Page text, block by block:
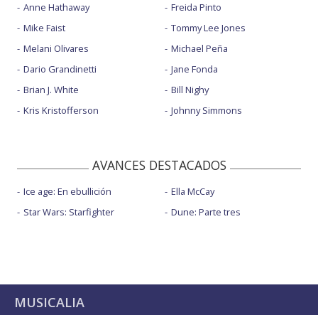
Anne Hathaway
Mike Faist
Melani Olivares
Dario Grandinetti
Brian J. White
Kris Kristofferson
Freida Pinto
Tommy Lee Jones
Michael Peña
Jane Fonda
Bill Nighy
Johnny Simmons
AVANCES DESTACADOS
Ice age: En ebullición
Star Wars: Starfighter
Ella McCay
Dune: Parte tres
MUSICALIA